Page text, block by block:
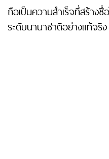
ถือเป็นความสำเร็จที่สร้าง
ระดับนานาชาติอย่างแท้จริง